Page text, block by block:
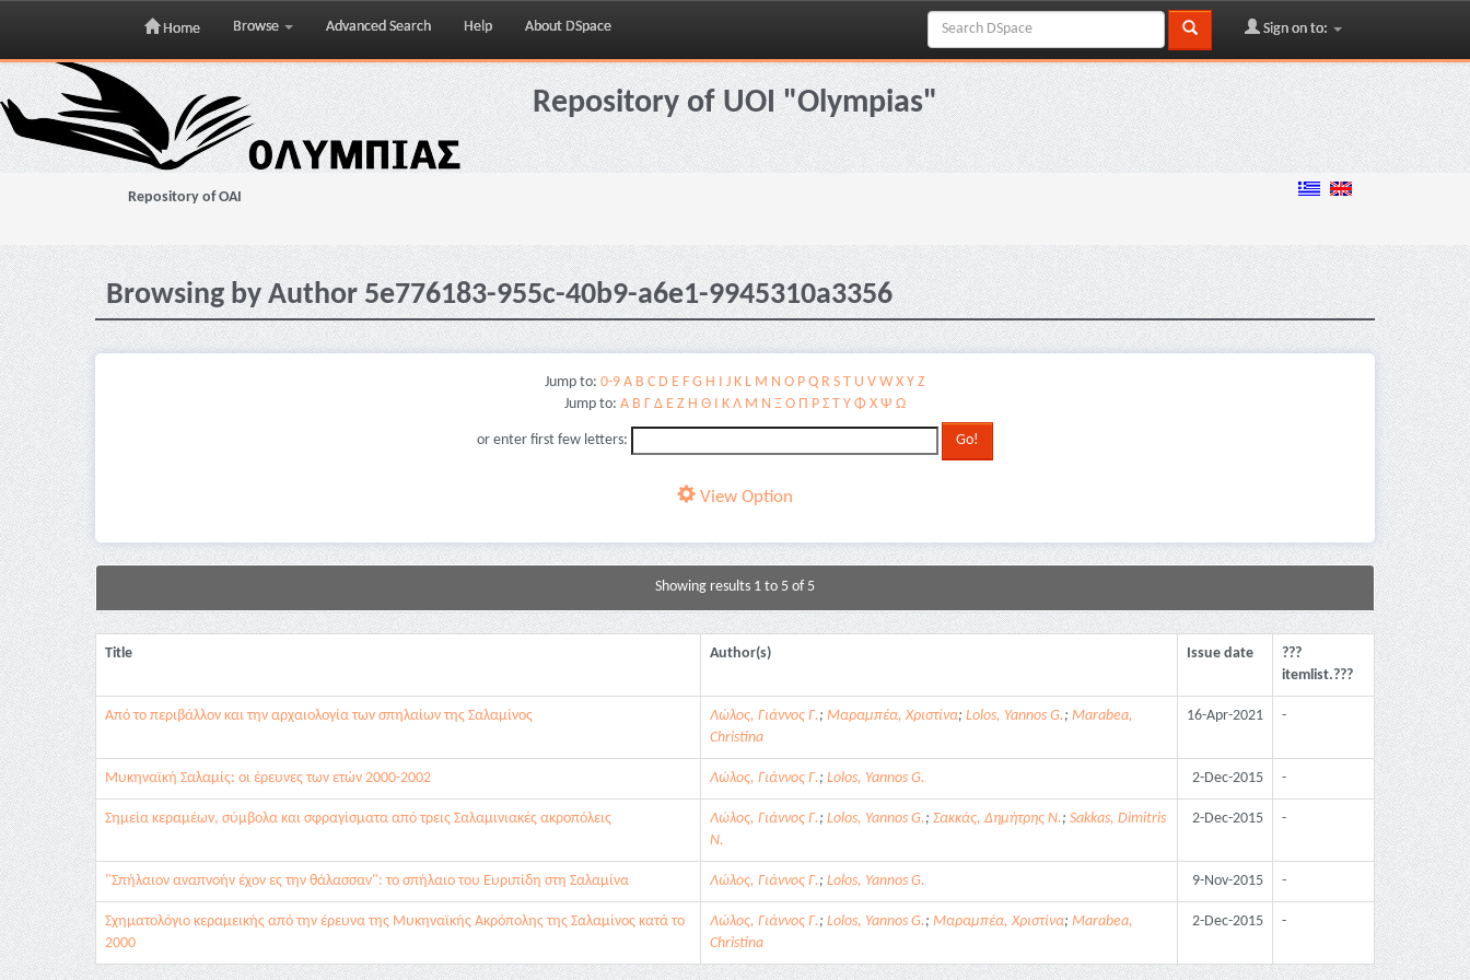
Skip
navigation
Home Browse Advanced Search Help About DSpace Sign on to:
Repository of UOI "Olympias"
Repository of OAI
Browsing by Author 5e776183-955c-40b9-a6e1-9945310a3356
Jump to: 0-9 A B C D E F G H I J K L M N O P Q R S T U V W X Y Z
Jump to: Α Β Γ Δ Ε Ζ Η Θ Ι Κ Λ Μ Ν Ξ Ο Π Ρ Σ Τ Υ Φ Χ Ψ Ω
or enter first few letters:
View Option
Showing results 1 to 5 of 5
Title Author(s) Issue date
???
itemlist.???
Από το περιβάλλον και την αρχαιολογία των σπηλαίων της Σαλαμίνος Λώλος, Γιάννος Γ.; Μαραμπέα, Χριστίνα; Lolos, Yannos G.; Marabea,
Christina
16-Apr-2021 -
Μυκηναϊκή Σαλαμίς: οι έρευνες των ετών 2000-2002 Λώλος, Γιάννος Γ.; Lolos, Yannos G. 2-Dec-2015 -
Σημεία κεραμέων, σύμβολα και σφραγίσματα από τρεις Σαλαμινιακές ακροπόλεις Λώλος, Γιάννος Γ.; Lolos, Yannos G.; Σακκάς, Δημήτρης Ν.; Sakkas, Dimitris
N.
2-Dec-2015 -
"Σπήλαιον αναπνοήν έχον ες την θάλασσαν": το σπήλαιο του Ευριπίδη στη Σαλαμίνα Λώλος, Γιάννος Γ.; Lolos, Yannos G. 9-Nov-2015 -
Σχηματολόγιο κεραμεικής από την έρευνα της Μυκηναϊκής Ακρόπολης της Σαλαμίνος κατά το
2000
Λώλος, Γιάννος Γ.; Lolos, Yannos G.; Μαραμπέα, Χριστίνα; Marabea,
Christina
2-Dec-2015 -